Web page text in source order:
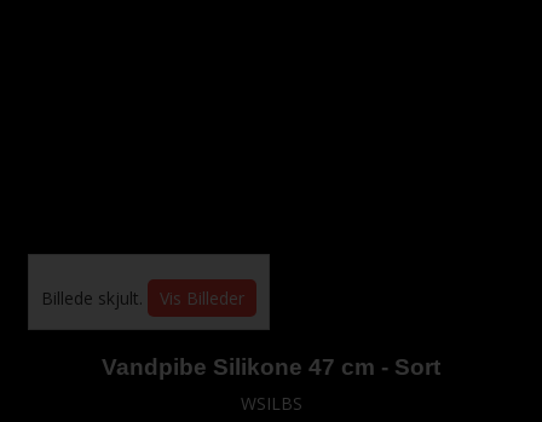
Billede skjult. Vis Billeder
Vandpibe Silikone 47 cm - Sort
WSILBS